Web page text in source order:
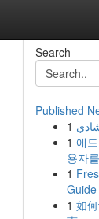
Search
Published
1
1 애
용자
1
1 如